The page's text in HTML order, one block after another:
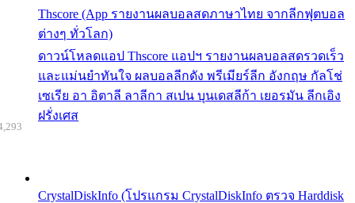
Thscore (App รายงานผลบอลสดภาษาไทย จากลีกฟุตบอล
ต่างๆ ทั่วโลก)
ดาวน์โหลดแอป Thscore แอปฯ รายงานผลบอลสดรวดเร็ว
และแม่นยำทันใจ ผลบอลลีกดัง พรีเมียร์ลีก อังกฤษ กัลโช่
เซเรีย อา อิตาลี ลาลีกา สเปน บุนเดสลีก้า เยอรมัน ลีกเอิง
ฝรั่งเศส
CrystalDiskInfo (โปรแกรม CrystalDiskInfo ตรวจ Harddisk